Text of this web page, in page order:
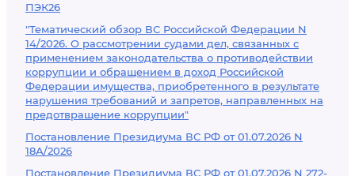
ПЭК26
"Тематический обзор ВС Российской Федерации N
14/2026. О рассмотрении судами дел, связанных с
применением законодательства о противодействии
коррупции и обращением в доход Российской
Федерации имущества, приобретенного в результате
нарушения требований и запретов, направленных на
предотвращение коррупции"
Постановление Президиума ВС РФ от 01.07.2026 N
18А/2026
Постановление Президиума ВС РФ от 01.07.2026 N 272-